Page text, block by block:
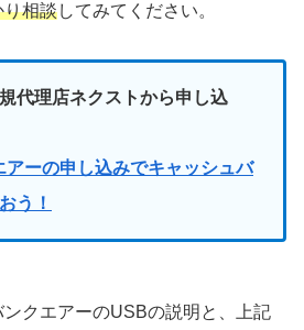
り相談してみてください。
代理店ネクストから申し込
アーの申し込みでキャッシュバ
う！
クエアーのUSBの説明と、上記